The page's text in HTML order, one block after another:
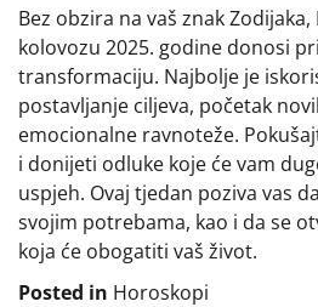
Bez obzira na vaš znak
kolovozu 2025. godine donosi
transformaciju. Najbolje je
postavljanje ciljeva, početak
emocionalne ravnoteže.
i donijeti odluke koje će vam
uspjeh. Ovaj tjedan poziva vas
svojim potrebama, kao i da se
koja će obogatiti vaš život.
Posted in Horoskopi